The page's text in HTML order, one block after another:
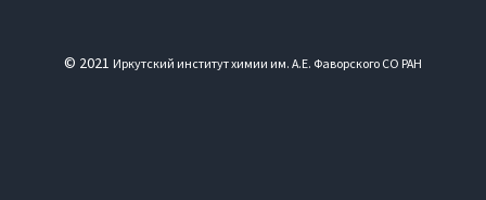
© 2021 Иркутский институт химии им. А.Е. Фаворского СО РАН